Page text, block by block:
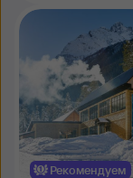
Рекомендуем